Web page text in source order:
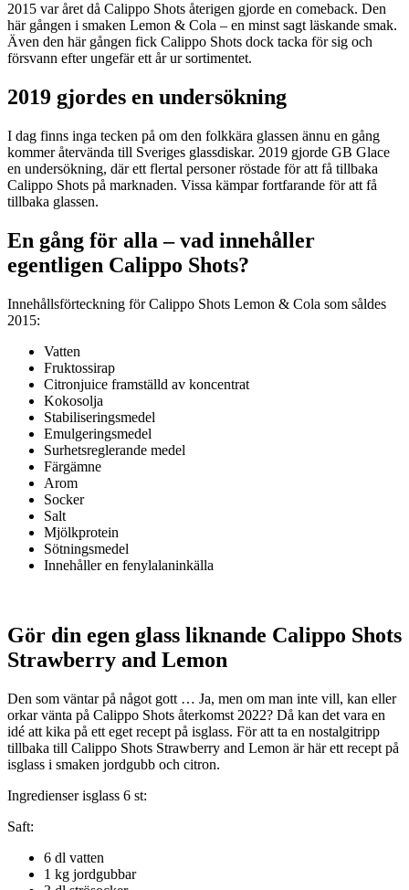
2015 var året då Calippo Shots återigen gjorde en comeback. Den
här gången i smaken Lemon & Cola – en minst sagt läskande smak.
Även den här gången fick Calippo Shots dock tacka för sig och
försvann efter ungefär ett år ur sortimentet.
2019 gjordes en undersökning
I dag finns inga tecken på om den folkkära glassen ännu en gång
kommer återvända till Sveriges glassdiskar. 2019 gjorde GB Glace
en undersökning, där ett flertal personer röstade för att få tillbaka
Calippo Shots på marknaden. Vissa kämpar fortfarande för att få
tillbaka glassen.
En gång för alla – vad innehåller
egentligen Calippo Shots?
Innehållsförteckning för Calippo Shots Lemon & Cola som såldes
2015:
Vatten
Fruktossirap
Citronjuice framställd av koncentrat
Kokosolja
Stabiliseringsmedel
Emulgeringsmedel
Surhetsreglerande medel
Färgämne
Arom
Socker
Salt
Mjölkprotein
Sötningsmedel
Innehåller en fenylalaninkälla
Gör din egen glass liknande Calippo Shots
Strawberry and Lemon
Den som väntar på något gott … Ja, men om man inte vill, kan eller
orkar vänta på Calippo Shots återkomst 2022? Då kan det vara en
idé att kika på ett eget recept på isglass. För att ta en nostalgitripp
tillbaka till Calippo Shots Strawberry and Lemon är här ett recept på
isglass i smaken jordgubb och citron.
Ingredienser isglass 6 st:
Saft:
6 dl vatten
1 kg jordgubbar